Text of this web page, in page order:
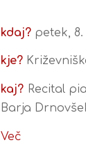
kdaj? petek, 8.
kje?
kaj? Recital
Barja
Več